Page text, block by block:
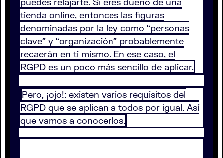
puedes relajarte. Si eres dueño de una
tienda online, entonces las figuras
denominadas por la ley como “personas
clave” y “organización” probablemente
recaerán en ti mismo. En ese caso, el
RGPD es un poco más sencillo de aplicar.
Pero, ¡ojo!: existen varios requisitos del
RGPD que se aplican a todos por igual. Así
que vamos a conocerlos.